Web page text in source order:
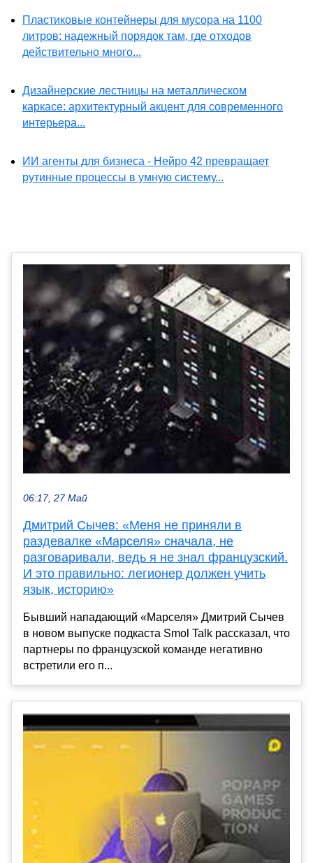
Пластиковые контейнеры для мусора на 1100
литров: надежный порядок там, где отходов
действительно много...
Дизайнерские лестницы на металлическом
каркасе: архитектурный акцент для современного
интерьера...
ИИ агенты для бизнеса - Нейро 42 превращает
рутинные процессы в умную систему...
06:17, 27 Май
Дмитрий Сычев: «Меня не приняли в
раздевалке «Марселя» сначала, не
разговаривали, ведь я не знал французский.
И это правильно: легионер должен учить
язык, историю»
Бывший нападающий «Марселя» Дмитрий Сычев
в новом выпуске подкаста Smol Talk рассказал, что
партнеры по французской команде негативно
встретили его п...